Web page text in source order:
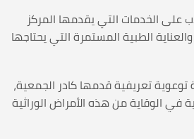
على الخدمات التي يقدمها المركز
الطبية المستمرة التي يحتاجها
توعوية تعريفية قدمها كادر الجمعية،
في الوقاية من هذه الأمراض الوراثية